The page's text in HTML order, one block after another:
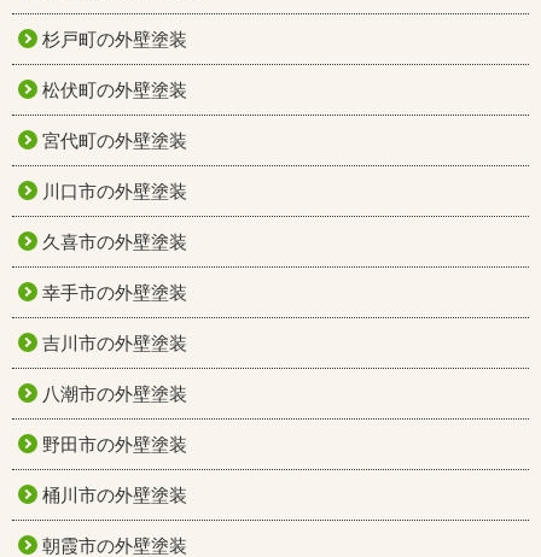
杉戸町の外壁塗装
松伏町の外壁塗装
宮代町の外壁塗装
川口市の外壁塗装
久喜市の外壁塗装
幸手市の外壁塗装
吉川市の外壁塗装
八潮市の外壁塗装
野田市の外壁塗装
桶川市の外壁塗装
朝霞市の外壁塗装